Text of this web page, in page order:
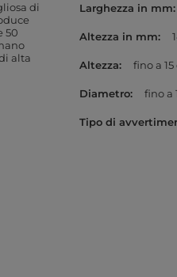
di
50
alta
Larghezza in mm
Altezza in mm
Altezza fino a 15
Diametro fino a
Tipo di